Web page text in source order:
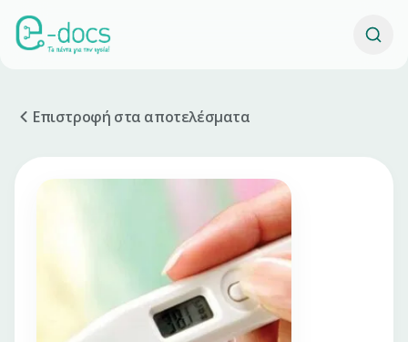
Επιστροφή στα αποτελέσματα